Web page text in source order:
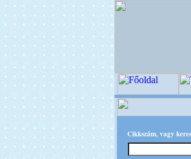
Cikkszám, vagy
OPITEC - A Kreatív Világ